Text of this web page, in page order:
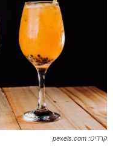
קרדיט: pexels.com